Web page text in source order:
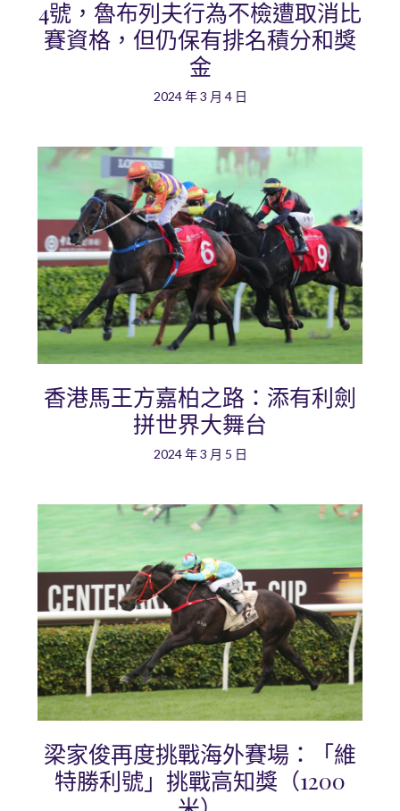
4號，魯布列夫行為不檢遭取消比
賽資格，但仍保有排名積分和獎
金
2024 年 3 月 4 日
香港馬王方嘉柏之路：添有利劍
拼世界大舞台
2024 年 3 月 5 日
梁家俊再度挑戰海外賽場：「維
特勝利號」挑戰高知獎（1200